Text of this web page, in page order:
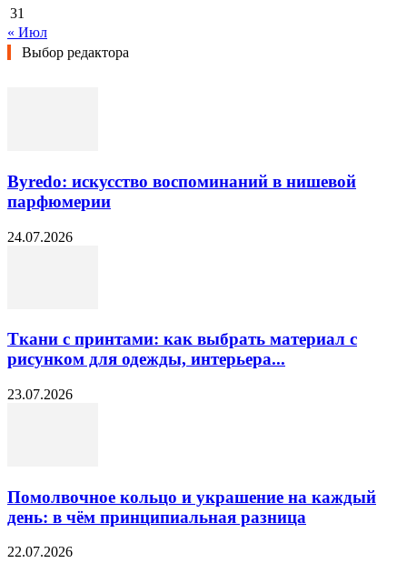
31
« Июл
Выбор редактора
Byredo: искусство воспоминаний в нишевой
парфюмерии
24.07.2026
Ткани с принтами: как выбрать материал с
рисунком для одежды, интерьера...
23.07.2026
Помолвочное кольцо и украшение на каждый
день: в чём принципиальная разница
22.07.2026